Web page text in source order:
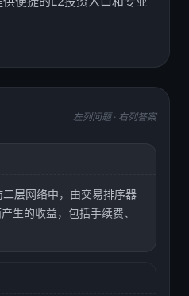
左列问题 · 右列答案
层网络中，由交易排序器
生的收益，包括手续费、